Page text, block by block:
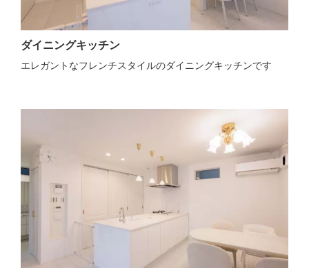
ダイニングキッチン
エレガントなフレンチスタイルのダイニングキッチンです